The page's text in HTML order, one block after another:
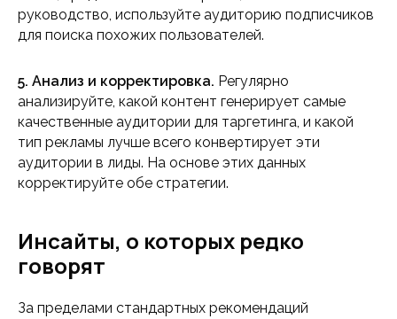
руководство, используйте аудиторию подписчиков
для поиска похожих пользователей.
5. Анализ и корректировка. Регулярно
анализируйте, какой контент генерирует самые
качественные аудитории для таргетинга, и какой
тип рекламы лучше всего конвертирует эти
аудитории в лиды. На основе этих данных
корректируйте обе стратегии.
Инсайты, о которых редко
говорят
За пределами стандартных рекомендаций